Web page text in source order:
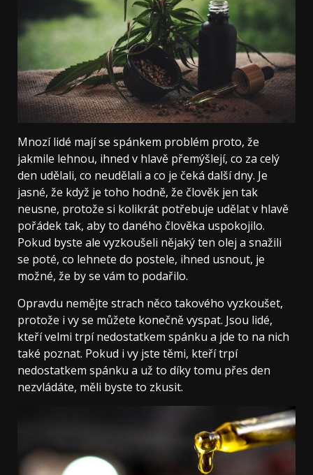
Mnozí lidé mají se spánkem problém proto, že
jakmile lehnou, ihned v hlavě přemýšlejí, co za celý
den udělali, co neudělali a co je čeká další dny. Je
jasné, že když je toho hodně, že člověk jen tak
neusne, protože si kolikrát potřebuje udělat v hlavě
pořádek tak, aby to daného člověka uspokojilo.
Pokud byste ale vyzkoušeli nějaký ten olej a snažili
se poté, co lehnete do postele, ihned usnout, je
možné, že by se vám to podařilo.
Opravdu nemějte strach něco takového vyzkoušet,
protože i vy se můžete konečně vyspat. Jsou lidé,
kteří velmi trpí nedostatkem spánku a jde to na nich
také poznat. Pokud i vy jste těmi, kteří trpí
nedostatkem spánku a už to díky tomu přes den
nezvládáte, měli byste to zkusit.